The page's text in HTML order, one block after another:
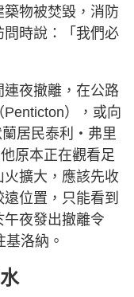
物被焚毀，消防
問時說：「我們必
夜撤離，在公路
），或向
居民泰利・弗里
原本正在觀看足
擴大，應該先收
位置，只能看到
夜發出撤離令
洛納。